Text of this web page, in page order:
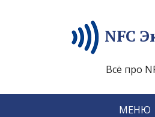
NFC
Всё про
МЕНЮ